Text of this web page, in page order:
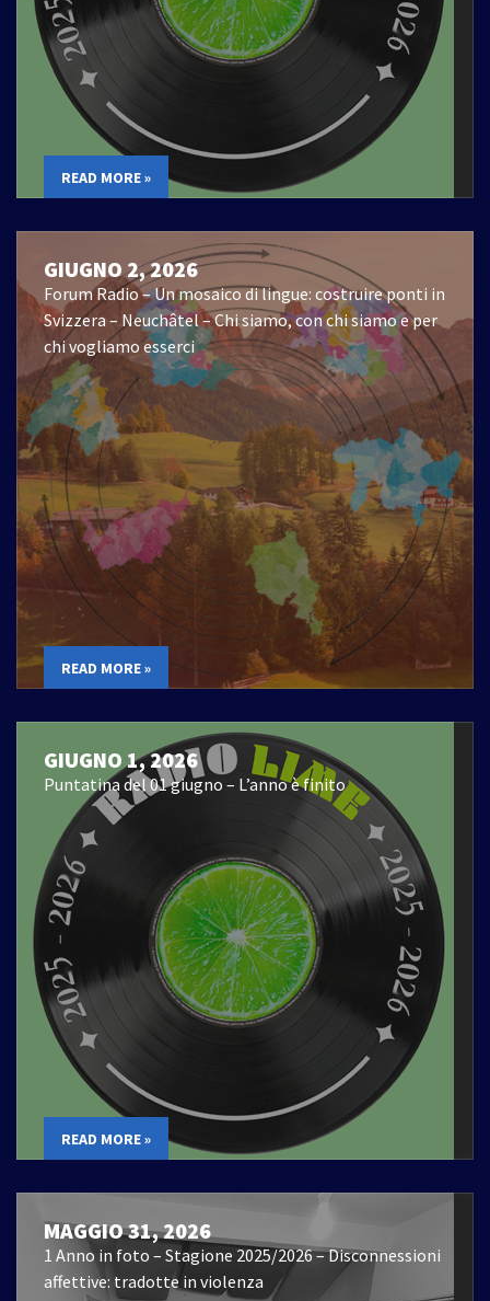
READ MORE »
GIUGNO 2, 2026
Forum Radio – Un mosaico di lingue: costruire ponti in
Svizzera – Neuchâtel – Chi siamo, con chi siamo e per
chi vogliamo esserci
READ MORE »
GIUGNO 1, 2026
Puntatina del 01 giugno – L’anno è finito
READ MORE »
MAGGIO 31, 2026
1 Anno in foto – Stagione 2025/2026 – Disconnessioni
affettive: tradotte in violenza